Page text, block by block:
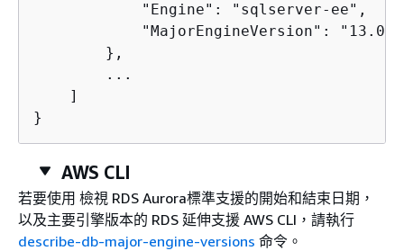
            "Engine": "sqlserver-ee",
            "MajorEngineVersion": "13.00"
        },
        ...
    ]
}
AWS CLI
若要使用 檢視 RDS Aurora標準支援的開始和結束日期，
以及主要引擎版本的 RDS 延伸支援 AWS CLI，請執行
describe-db-major-engine-versions 命令。